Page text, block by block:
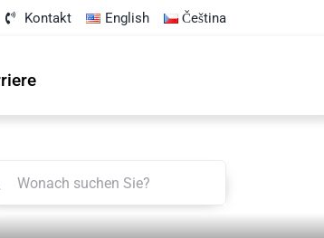
Kontakt English Čeština